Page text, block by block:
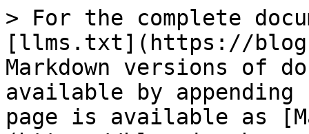
> For the complete
[llms.txt](https://
Markdown versions of
available by
page is available as